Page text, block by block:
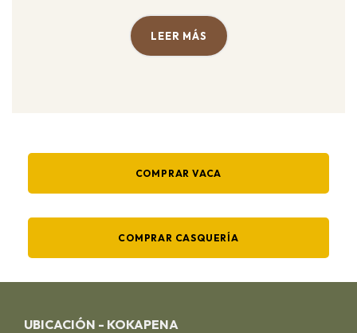
LEER MÁS
COMPRAR VACA
COMPRAR CASQUERÍA
UBICACIÓN - KOKAPENA